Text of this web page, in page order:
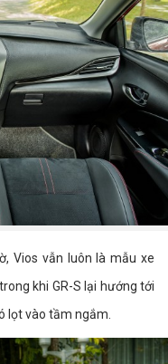
Vios vẫn luôn là mẫu xe
khi GR-S lại hướng tới
lọt vào tầm ngắm.